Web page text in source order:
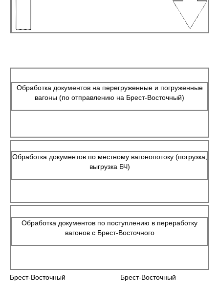
Обработка документов на перегруженные и погруженные
вагоны (по отправлению на Брест-Восточный)
Обработка документов по местному вагонопотоку (погрузка,
выгрузка БЧ)
Обработка документов по поступлению в переработку
вагонов с Брест-Восточного
Брест-Восточный Брест-Восточный